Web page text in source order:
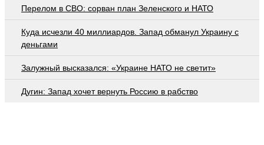
Перелом в СВО: сорван план Зеленского и НАТО
Куда исчезли 40 миллиардов. Запад обманул Украину с
деньгами
Залужный высказался: «Украине НАТО не светит»
Дугин: Запад хочет вернуть Россию в рабство